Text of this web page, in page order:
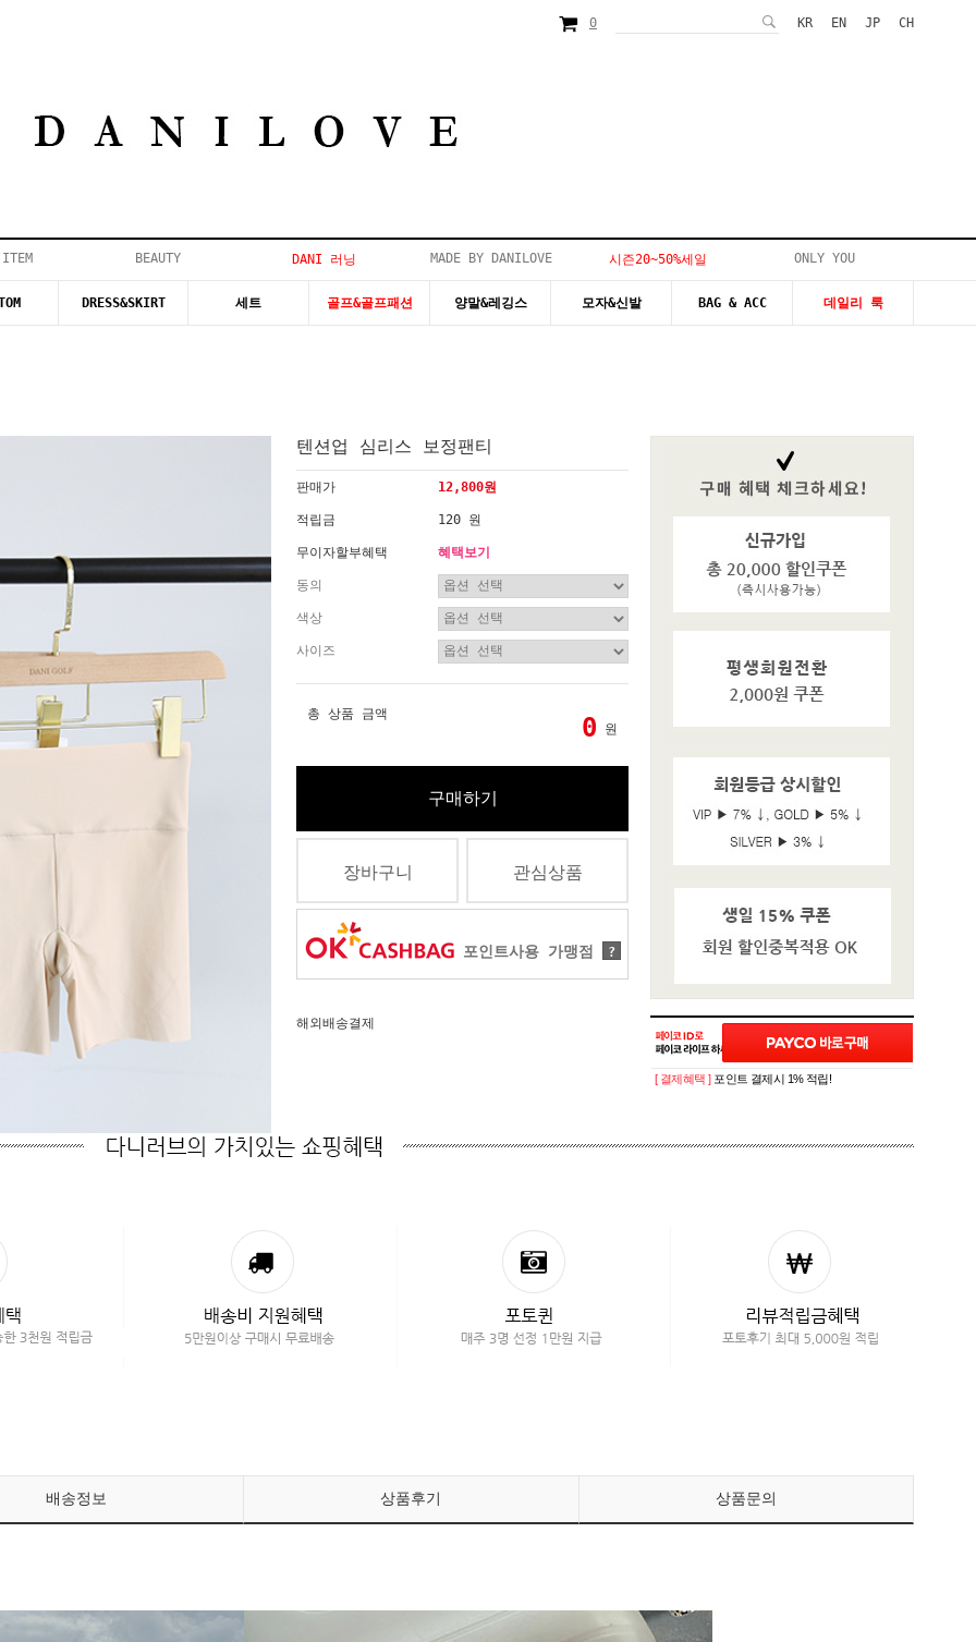
0 KR EN JP CH
BEAUTY DANI 러닝 MADE BY DANILOVE 시즌20~50%세일 ONLY YOU
DRESS&SKIRT 세트 골프&골프패션 양말&레깅스 모자&신발 BAG & ACC 데일리 룩
텐션업 심리스 보정팬티
판매가 12,800원
적립금 120 원
무이자할부혜택 혜택보기
동의
색상
사이즈
총 상품 금액 0 원
구매하기
장바구니 관심상품
포인트사용 가맹점 ?
해외배송결제
[ 결제혜택 ] 포인트 결제시 1% 적립!
배송정보 상품후기 상품문의